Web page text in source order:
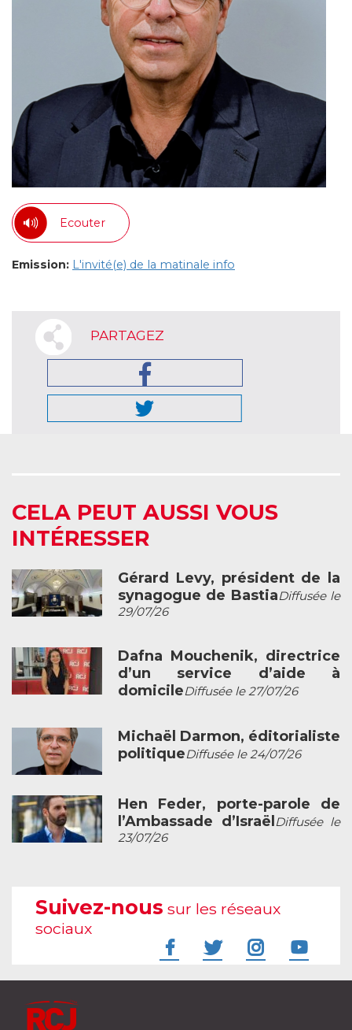
Ecouter
Emission: L'invité(e) de la matinale info
PARTAGEZ
CELA PEUT AUSSI VOUS
INTÉRESSER
Gérard Levy, président de la
synagogue de BastiaDiffusée le
29/07/26
Dafna Mouchenik, directrice
d’un service d’aide à
domicileDiffusée le 27/07/26
Michaël Darmon, éditorialiste
politiqueDiffusée le 24/07/26
Hen Feder, porte-parole de
l’Ambassade d’Israël Diffusée le
23/07/26
Suivez-nous sur les réseaux
sociaux